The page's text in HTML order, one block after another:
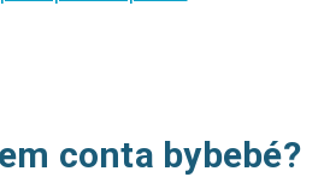
conta bybebé?